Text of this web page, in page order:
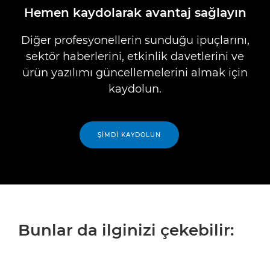
Hemen kaydolarak avantaj sağlayın
Diğer profesyonellerin sunduğu ipuçlarını,
sektör haberlerini, etkinlik davetlerini ve
ürün yazılımı güncellemelerini almak için
kaydolun.
ŞIMDI KAYDOLUN
Bunlar da ilginizi çekebilir: